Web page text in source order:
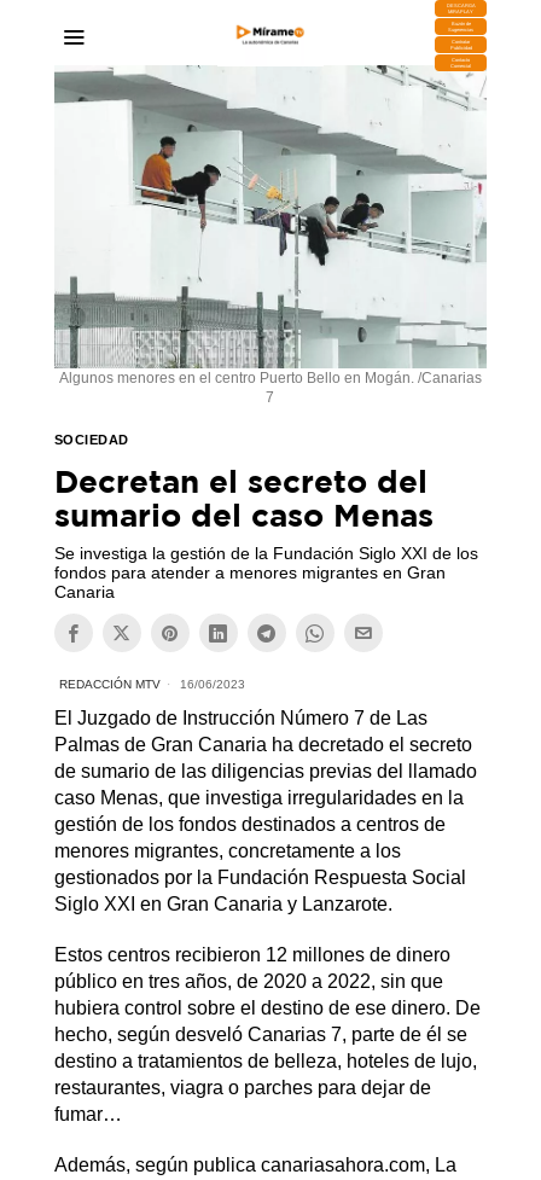
DESCARGA
MIRAPLAY
Buzón de
Sugerencias
Contratar
Publicidad
Contacto
Comercial
Algunos menores en el centro Puerto Bello en Mogán. /Canarias
7
SOCIEDAD
Decretan el secreto del
sumario del caso Menas
Se investiga la gestión de la Fundación Siglo XXI de los
fondos para atender a menores migrantes en Gran
Canaria
REDACCIÓN MTV 16/06/2023
El Juzgado de Instrucción Número 7 de Las
Palmas de Gran Canaria ha decretado el secreto
de sumario de las diligencias previas del llamado
caso Menas, que investiga irregularidades en la
gestión de los fondos destinados a centros de
menores migrantes, concretamente a los
gestionados por la Fundación Respuesta Social
Siglo XXI en Gran Canaria y Lanzarote.
Estos centros recibieron 12 millones de dinero
público en tres años, de 2020 a 2022, sin que
hubiera control sobre el destino de ese dinero. De
hecho, según desveló Canarias 7, parte de él se
destino a tratamientos de belleza, hoteles de lujo,
restaurantes, viagra o parches para dejar de
fumar…
Además, según publica canariasahora.com, La